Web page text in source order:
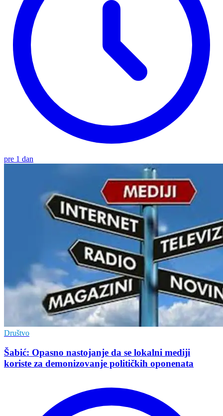
pre 1 dan
Društvo
Šabić: Opasno nastojanje da se lokalni mediji
koriste za demonizovanje političkih oponenata